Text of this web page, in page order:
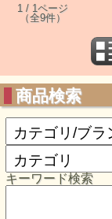
1 / 1ページ
（全9件）
商品検索
キーワード検索